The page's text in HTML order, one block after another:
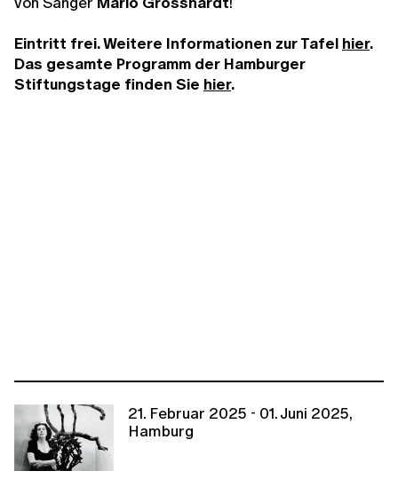
Eintritt frei. Weitere Informationen zur Tafel hier.
Das gesamte Programm der Hamburger
Stiftungstage finden Sie hier.
21. Februar 2025 - 01. Juni 2025,
Hamburg